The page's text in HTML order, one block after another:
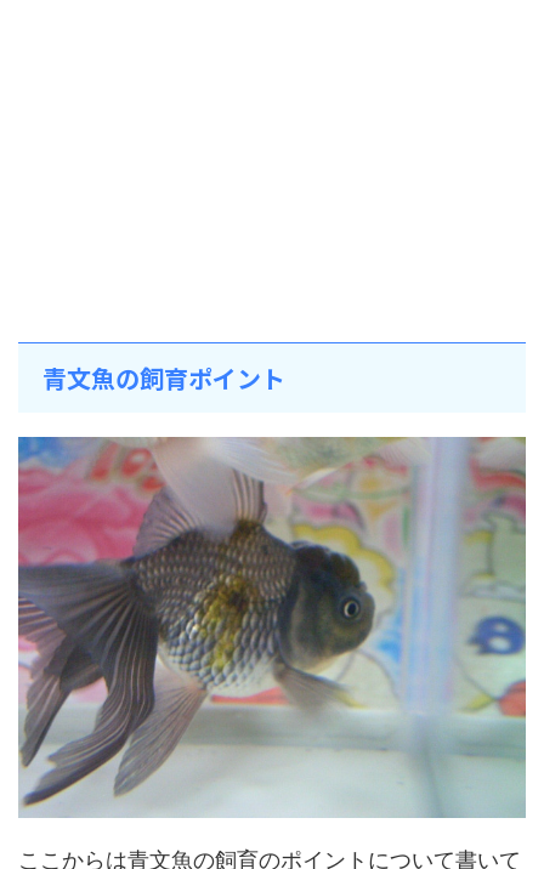
青文魚の飼育ポイント
ここからは青文魚の飼育のポイントについて書いて